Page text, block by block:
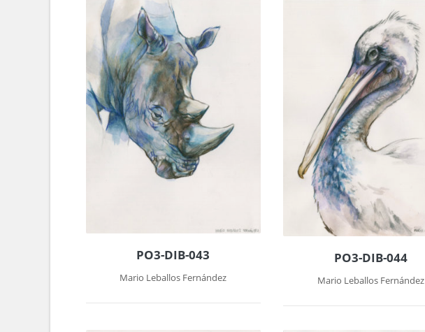
PO3-DIB-043
Mario Leballos Fernández
PO3-DIB-044
Mario Leballos Fernández